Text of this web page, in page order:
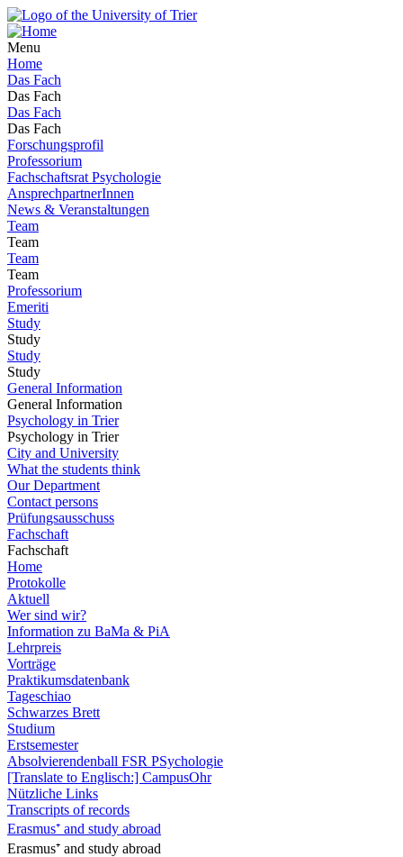
Menu
Home
Das Fach
Das Fach
Das Fach
Das Fach
Forschungsprofil
Professorium
Fachschaftsrat Psychologie
AnsprechpartnerInnen
News & Veranstaltungen
Team
Team
Team
Team
Professorium
Emeriti
Study
Study
Study
Study
General Information
General Information
Psychology in Trier
Psychology in Trier
City and University
What the students think
Our Department
Contact persons
Prüfungsausschuss
Fachschaft
Fachschaft
Home
Protokolle
Aktuell
Wer sind wir?
Information zu BaMa & PiA
Lehrpreis
Vorträge
Praktikumsdatenbank
Tageschiao
Schwarzes Brett
Studium
Erstsemester
Absolvierendenball FSR PSychologie
[Translate to Englisch:] CampusOhr
Nützliche Links
Transcripts of records
Erasmus⁺ and study abroad
Erasmus⁺ and study abroad